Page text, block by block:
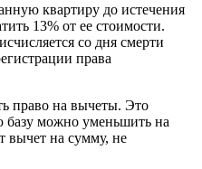
квартиру до истечения
13% от ее стоимости.
со дня смерти
права
право на вычеты. Это
базу можно уменьшить на
вычет на сумму, не